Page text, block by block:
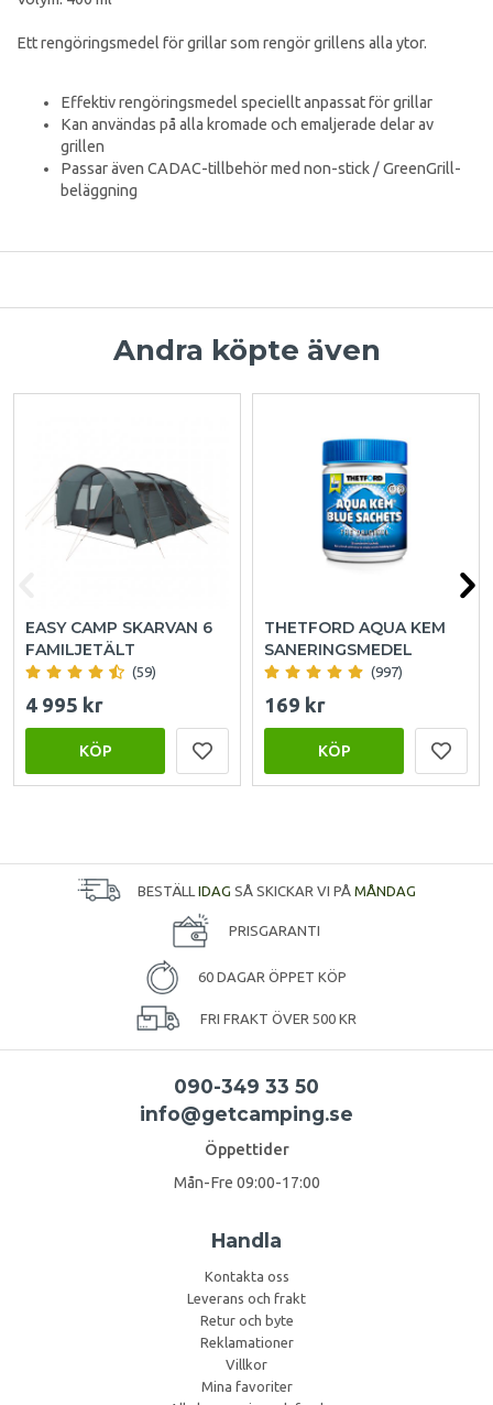
Ett rengöringsmedel för grillar som rengör grillens alla ytor.
Effektiv rengöringsmedel speciellt anpassat för grillar
Kan användas på alla kromade och emaljerade delar av
grillen
Passar även CADAC-tillbehör med non-stick / GreenGrill-
beläggning
Andra köpte även
EASY CAMP SKARVAN 6
FAMILJETÄLT
(59)
4 995 kr
KÖP
THETFORD AQUA KEM
SANERINGSMEDEL
(997)
169 kr
KÖP
BESTÄLL IDAG SÅ SKICKAR VI PÅ MÅNDAG
PRISGARANTI
60 DAGAR ÖPPET KÖP
FRI FRAKT ÖVER 500 KR
090-349 33 50
info@getcamping.se
Öppettider
Mån-Fre 09:00-17:00
Handla
Kontakta oss
Leverans och frakt
Retur och byte
Reklamationer
Villkor
Mina favoriter